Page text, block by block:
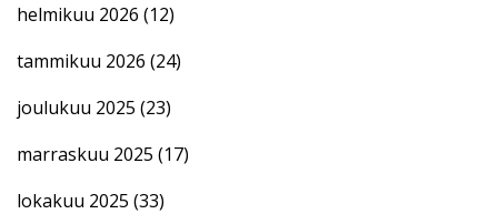
helmikuu 2026 (12)
tammikuu 2026 (24)
joulukuu 2025 (23)
marraskuu 2025 (17)
lokakuu 2025 (33)